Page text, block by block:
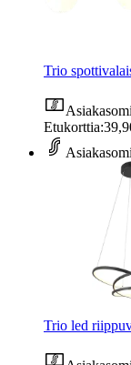
Trio
Etukorttia:
Trio led